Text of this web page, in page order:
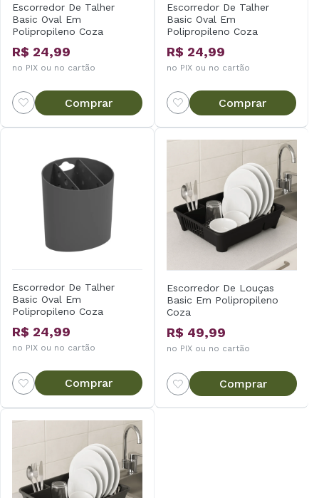
Escorredor De Talher
Basic Oval Em
Polipropileno Coza
R$ 24,99
no PIX ou no cartão
Comprar
Escorredor De Talher
Basic Oval Em
Polipropileno Coza
R$ 24,99
no PIX ou no cartão
Comprar
Escorredor De Talher
Basic Oval Em
Polipropileno Coza
R$ 24,99
no PIX ou no cartão
Comprar
Escorredor De Louças
Basic Em Polipropileno
Coza
R$ 49,99
no PIX ou no cartão
Comprar